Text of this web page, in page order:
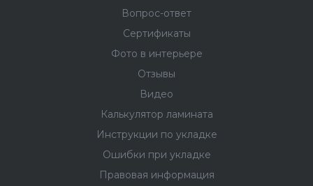
Вопрос-ответ
Сертификаты
Фото в интерьере
Отзывы
Видео
Калькулятор ламината
Инструкции по укладке
Ошибки при укладке
Правовая информация